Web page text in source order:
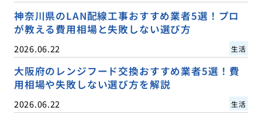
神奈川県のLAN配線工事おすすめ業者5選！プロ
が教える費用相場と失敗しない選び方
2026.06.22 生活
大阪府のレンジフード交換おすすめ業者5選！費
用相場や失敗しない選び方を解説
2026.06.22 生活